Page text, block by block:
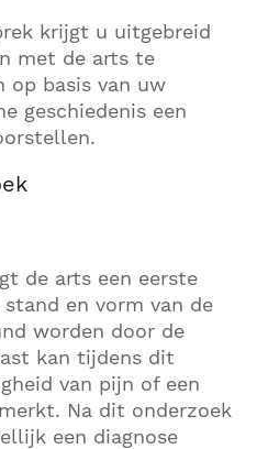
krijgt u uitgebreid
met de arts te
op basis van uw
geschiedenis een
de arts een eerste
en vorm van de
worden door de
kan tijdens dit
van pijn of een
Na dit onderzoek
een diagnose